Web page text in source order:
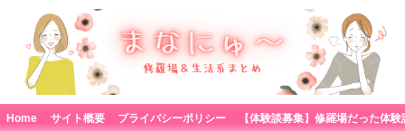
Home サイト概要 プライバシーポリシー